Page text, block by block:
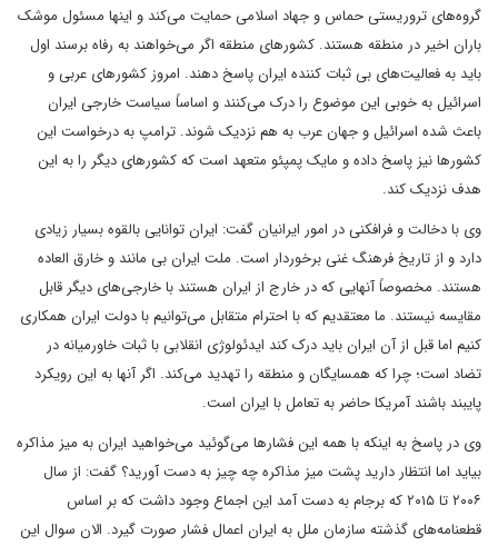
گروه‌های تروریستی حماس و جهاد اسلامی حمایت می‌کند و اینها مسئول موشک
باران اخیر در منطقه هستند. کشورهای منطقه اگر می‌خواهند به رفاه برسند اول
باید به فعالیت‌های بی ثبات کننده ایران پاسخ دهند. امروز کشورهای عربی و
اسرائیل به خوبی این موضوع را درک می‌کنند و اساساً سیاست خارجی ایران
باعث شده اسرائیل و جهان عرب به هم نزدیک شوند. ترامپ به درخواست این
کشورها نیز پاسخ داده و مایک پمپئو متعهد است که کشورهای دیگر را به این
هدف نزدیک کند.
وی با دخالت و فرافکنی در امور ایرانیان گفت: ایران توانایی بالقوه بسیار زیادی
دارد و از تاریخ فرهنگ غنی برخوردار است. ملت ایران بی مانند و خارق العاده
هستند. مخصوصاً آنهایی که در خارج از ایران هستند با خارجی‌های دیگر قابل
مقایسه نیستند. ما معتقدیم که با احترام متقابل می‌توانیم با دولت ایران همکاری
کنیم اما قبل از آن ایران باید درک کند ایدئولوژی انقلابی با ثبات خاورمیانه در
تضاد است؛ چرا که همسایگان و منطقه را تهدید می‌کند. اگر آنها به این رویکرد
پایبند باشند آمریکا حاضر به تعامل با ایران است.
وی در پاسخ به اینکه با همه این فشارها می‌گوئید می‌خواهید ایران به میز مذاکره
بیاید اما انتظار دارید پشت میز مذاکره چه چیز به دست آورید؟ گفت: از سال
۲۰۰۶ تا ۲۰۱۵ که برجام به دست آمد این اجماع وجود داشت که بر اساس
قطعنامه‌های گذشته سازمان ملل به ایران اعمال فشار صورت گیرد. الان سوال این